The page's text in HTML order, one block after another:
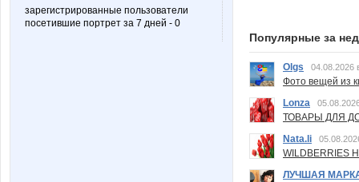
зарегистрированные пользователи
посетившие портрет за 7 дней - 0
Популярные за
Olgs 04.08.2026
Фото вещей из
Lonza
ТОВАРЫ ДЛЯ
Nata.li
ЛУЧШАЯ